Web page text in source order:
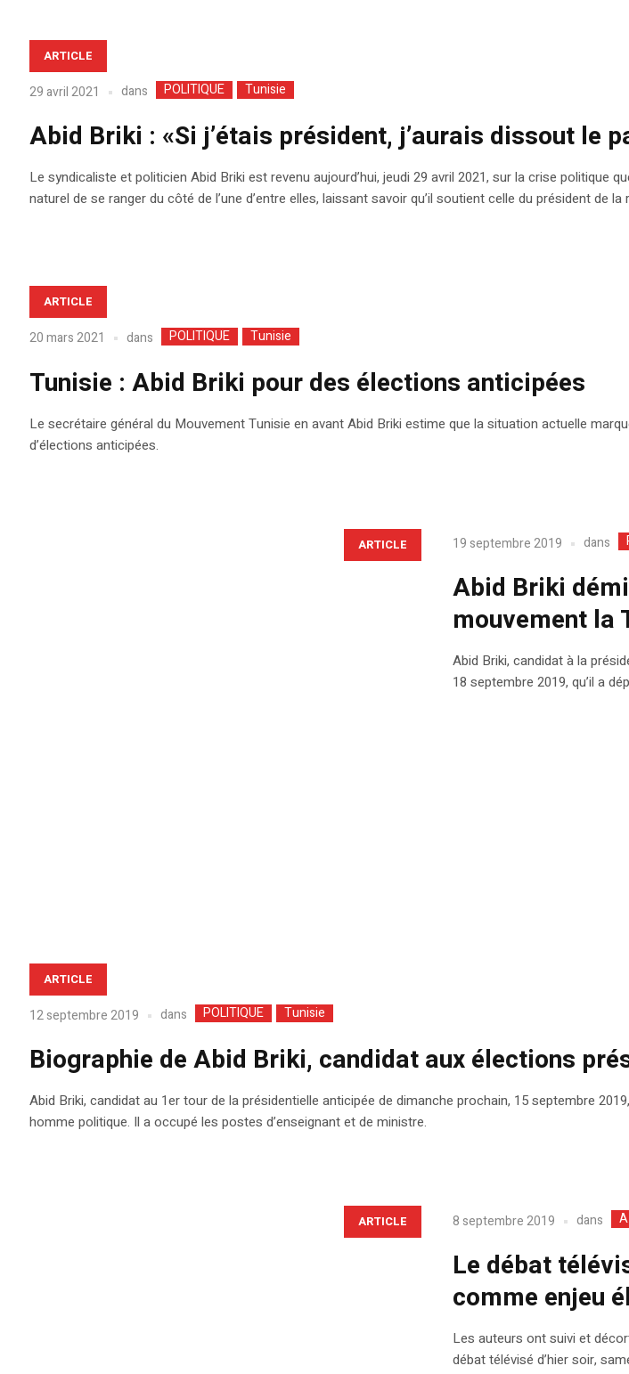
ARTICLE
29 avril 2021 dans POLITIQUE Tunisie
Abid Briki : «Si j’étais président, j’aurais dissout le
Le syndicaliste et politicien Abid Briki est revenu aujourd’hui, jeudi 29 avril 2021, sur la crise
naturel de se ranger du côté de l’une d’entre elles, laissant savoir qu’il soutient celle du président de la
ARTICLE
20 mars 2021 dans POLITIQUE Tunisie
Tunisie : Abid Briki pour des élections anticipées
Le secrétaire général du Mouvement Tunisie en avant Abid Briki estime que la situation actuelle
d’élections anticipées.
ARTICLE 19 septembre 2019 dans
Abid Briki
mouvement la
Abid Briki, candidat à la
18 septembre 2019, qu’il a
ARTICLE
12 septembre 2019 dans POLITIQUE Tunisie
Biographie de Abid Briki, candidat aux élections
Abid Briki, candidat au 1er tour de la présidentielle anticipée de dimanche prochain, 15 septembre
homme politique. Il a occupé les postes d’enseignant et de ministre.
ARTICLE 8 septembre 2019 dans
Le débat
comme enjeu
Les auteurs ont suivi et
débat télévisé d’hier soir,